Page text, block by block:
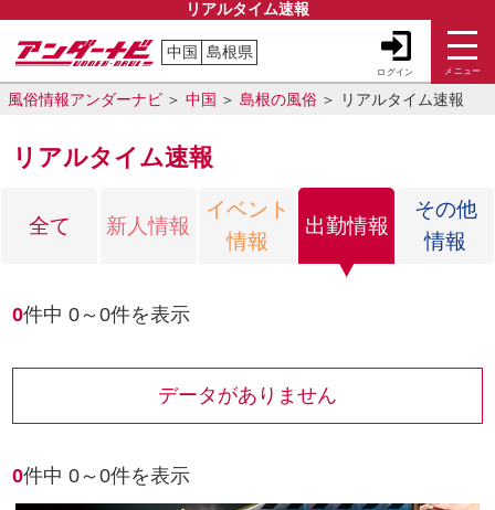
リアルタイム速報
中国 島根県
ログイン メニュー
風俗紀行 ご利用ガイド
閉じる
風俗情報アンダーナビ 中国 島根の風俗 リアルタイム速報
リアルタイム速報
全て 新人情報
イベント
情報
出勤情報
その他
情報
0件中0～0件を表示
データがありません
0件中0～0件を表示